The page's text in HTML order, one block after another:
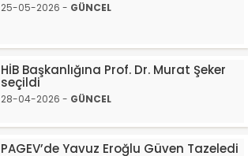
25-05-2026 - GÜNCEL
HİB Başkanlığına Prof. Dr. Murat Şeker
seçildi
28-04-2026 - GÜNCEL
PAGEV’de Yavuz Eroğlu Güven Tazeledi